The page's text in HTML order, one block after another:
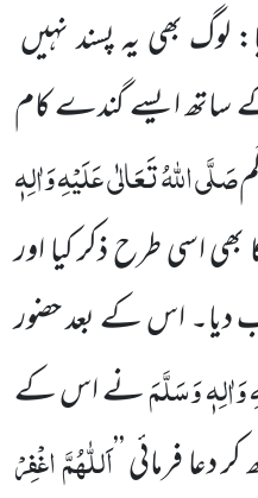
لوگ بھی یہ پسند نہیں
ساتھ ایسے گندے کام
صَلَّی اللّٰہُ تَعَالٰی عَلَیْہِ وَاٰلِہٖ
بھی اسی طرح ذکر کیا اور
دیا۔ اس کے بعد حضور
وَاٰلِہٖ وَسَلَّمَنے اس کے
دعا فرمائی ’’اَللّٰہُمَّ اغْفِرْ